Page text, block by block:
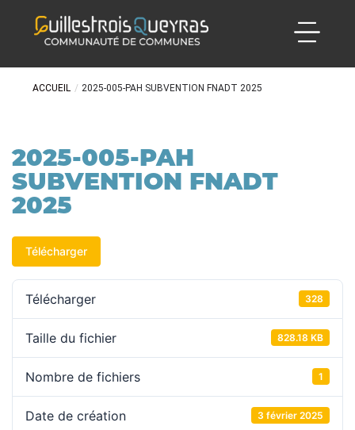
ACCUEIL / 2025-005-PAH SUBVENTION FNADT 2025
2025-005-PAH
SUBVENTION FNADT
2025
Télécharger
Télécharger 328
Taille du fichier 828.18 KB
Nombre de fichiers 1
Date de création 3 février 2025